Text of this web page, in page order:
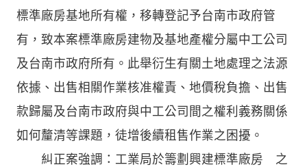
標準廠房基地所有權，移轉登記予台南市政府管
有，致本案標準廠房建物及基地產權分屬中工公司
及台南市政府所有。此舉衍生有關土地處理之法源
依據、出售相關作業核准權責、地價稅負擔、出售
款歸屬及台南市政府與中工公司間之權利義務關係
如何釐清等課題，徒增後續租售作業之困擾。
糾正案強調：工業局於籌劃興建標準廠房 之